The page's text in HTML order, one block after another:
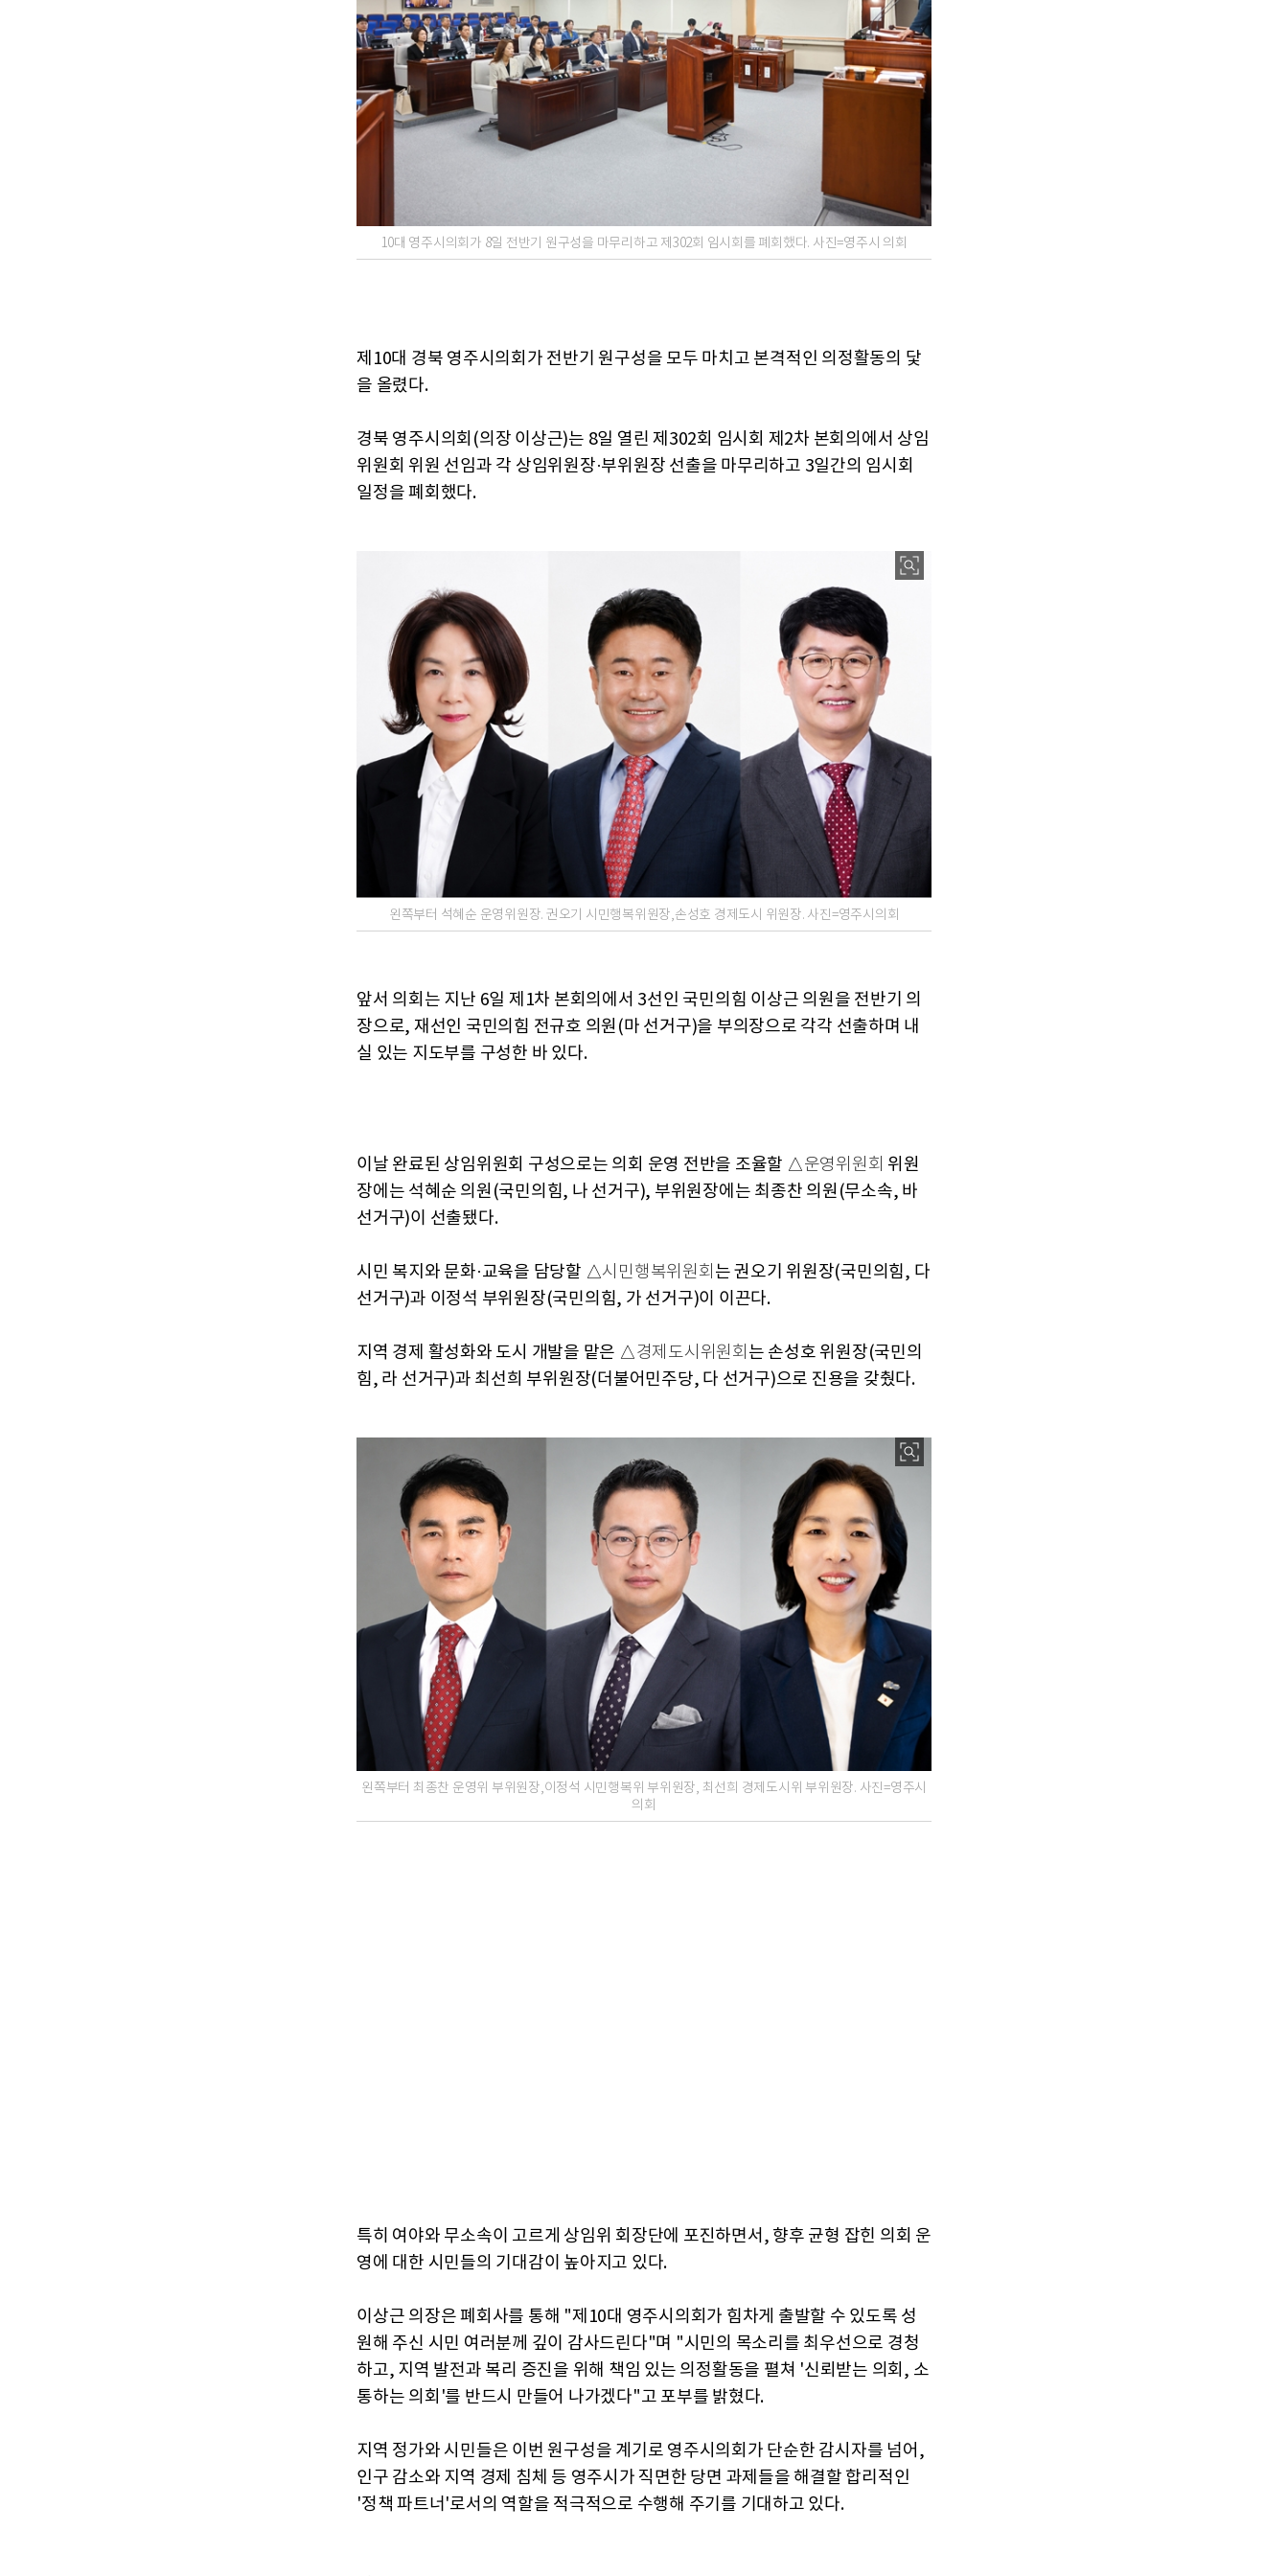
10대 영주시의회가 8일 전반기 원구성을 마무리하고 제302회 임시회를 폐회했다. 사진=영주시 의회
제10대 경북 영주시의회가 전반기 원구성을 모두 마치고 본격적인 의정활동의 닻
을 올렸다.
경북 영주시의회(의장 이상근)는 8일 열린 제302회 임시회 제2차 본회의에서 상임
위원회 위원 선임과 각 상임위원장·부위원장 선출을 마무리하고 3일간의 임시회
일정을 폐회했다.
왼쪽부터 석혜순 운영위원장. 권오기 시민행복위원장,손성호 경제도시 위원장. 사진=영주시의회
앞서 의회는 지난 6일 제1차 본회의에서 3선인 국민의힘 이상근 의원을 전반기 의
장으로, 재선인 국민의힘 전규호 의원(마 선거구)을 부의장으로 각각 선출하며 내
실 있는 지도부를 구성한 바 있다.
이날 완료된 상임위원회 구성으로는 의회 운영 전반을 조율할 △운영위원회 위원
장에는 석혜순 의원(국민의힘, 나 선거구), 부위원장에는 최종찬 의원(무소속, 바
선거구)이 선출됐다.
시민 복지와 문화·교육을 담당할 △시민행복위원회 는 권오기 위원장(국민의힘, 다
선거구)과 이정석 부위원장(국민의힘, 가 선거구)이 이끈다.
지역 경제 활성화와 도시 개발을 맡은 △경제도시위원회 는 손성호 위원장(국민의
힘, 라 선거구)과 최선희 부위원장(더불어민주당, 다 선거구)으로 진용을 갖췄다.
왼쪽부터 최종찬 운영위 부위원장,이정석 시민행복위 부위원장, 최선희 경제도시위 부위원장. 사진=영주시
의회
특히 여야와 무소속이 고르게 상임위 회장단에 포진하면서, 향후 균형 잡힌 의회 운
영에 대한 시민들의 기대감이 높아지고 있다.
이상근 의장은 폐회사를 통해 "제10대 영주시의회가 힘차게 출발할 수 있도록 성
원해 주신 시민 여러분께 깊이 감사드린다"며 "시민의 목소리를 최우선으로 경청
하고, 지역 발전과 복리 증진을 위해 책임 있는 의정활동을 펼쳐 '신뢰받는 의회, 소
통하는 의회'를 반드시 만들어 나가겠다"고 포부를 밝혔다.
지역 정가와 시민들은 이번 원구성을 계기로 영주시의회가 단순한 감시자를 넘어,
인구 감소와 지역 경제 침체 등 영주시가 직면한 당면 과제들을 해결할 합리적인
'정책 파트너'로서의 역할을 적극적으로 수행해 주기를 기대하고 있다.